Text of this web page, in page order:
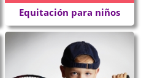
Equitación para niños